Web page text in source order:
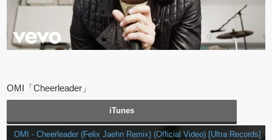
OMI「Cheerleader」
iTunes
OMI - Cheerleader (Felix Jaehn Remix) (Official Video) [Ultra Records]